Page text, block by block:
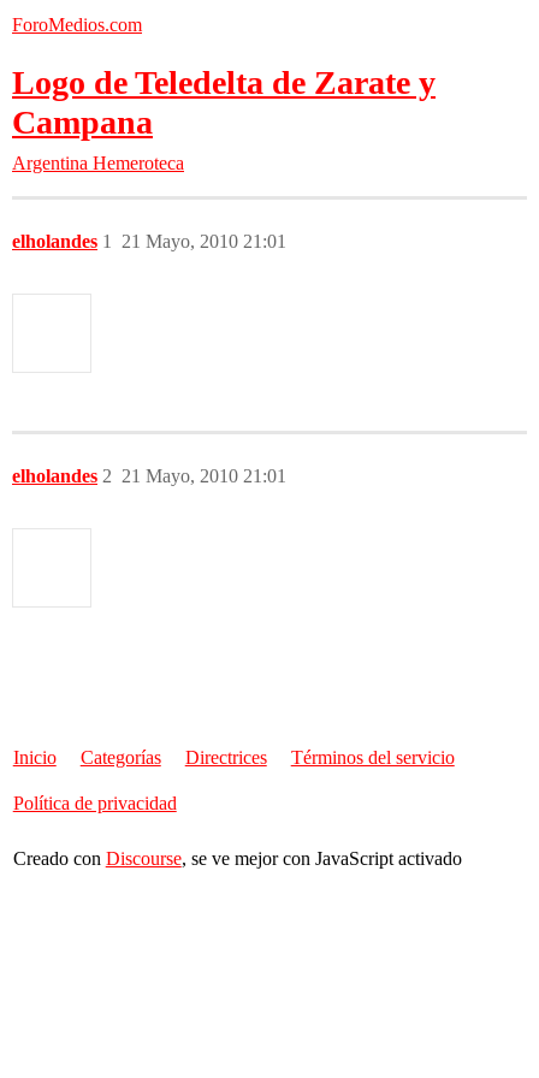
ForoMedios.com
Logo de Teledelta de Zarate y
Campana
Argentina Hemeroteca
elholandes 21 Mayo, 2010 21:01
1
elholandes 21 Mayo, 2010 21:01
2
Inicio Categorías Directrices Términos del servicio
Política de privacidad
Creado con Discourse, se ve mejor con JavaScript activado